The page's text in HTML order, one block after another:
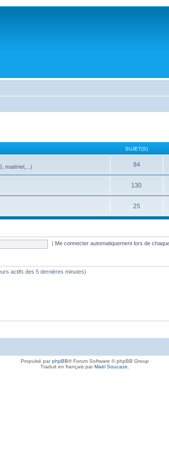
SUJET(S)
matériel,...) 94
130
25
Me connecter automatiquement lors de
actifs des 5 dernières minutes)
Propulsé parphpBB® Forum Software © phpBB Group
Traduit en français parMaël Soucaze